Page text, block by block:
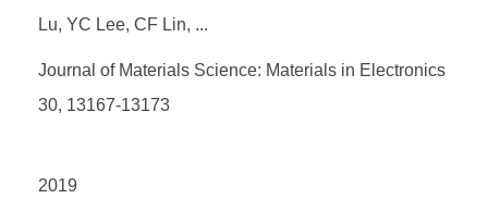
Lu, YC Lee, CF Lin, ...
Journal of Materials Science: Materials in Electronics
30, 13167-13173
2019